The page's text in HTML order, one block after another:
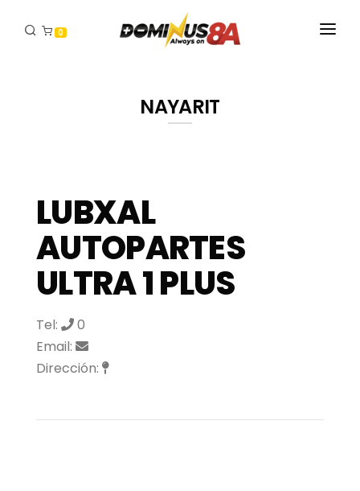
0
NAYARIT
LUBXAL
AUTOPARTES
ULTRA 1 PLUS
Tel:
0
Email:
Dirección: